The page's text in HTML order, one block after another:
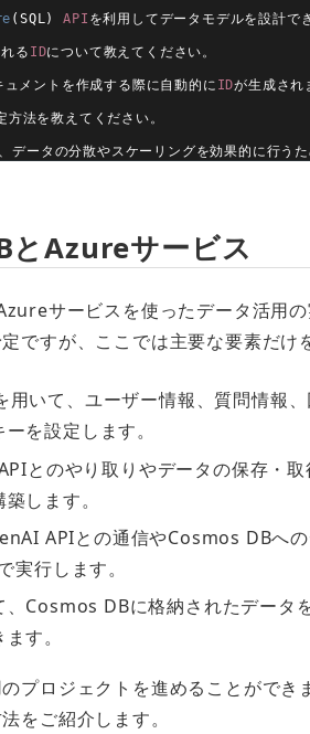
(SQL) API を利用してデータモデルを設計で
る IDについて教えてください。
ュメントを作成する際に自動的に IDが生成され
法を教えてください。
データの分散やスケーリングを効果的に行う
とAzureサービス
サービスを使ったデータ活用
ですが、ここでは主要な要素だけ
いて、ユーザー情報、質問情報
を設定します。
とのやり取りやデータの保存・
します。
APIとの通信やCosmos DBへ
行します。
Cosmos DBに格納されたデータ
す。
プロジェクトを進めることがで
をご紹介します。